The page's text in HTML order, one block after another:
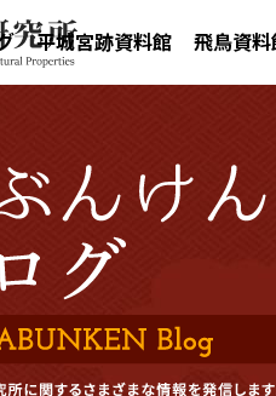
平城宮跡資料館 飛鳥資